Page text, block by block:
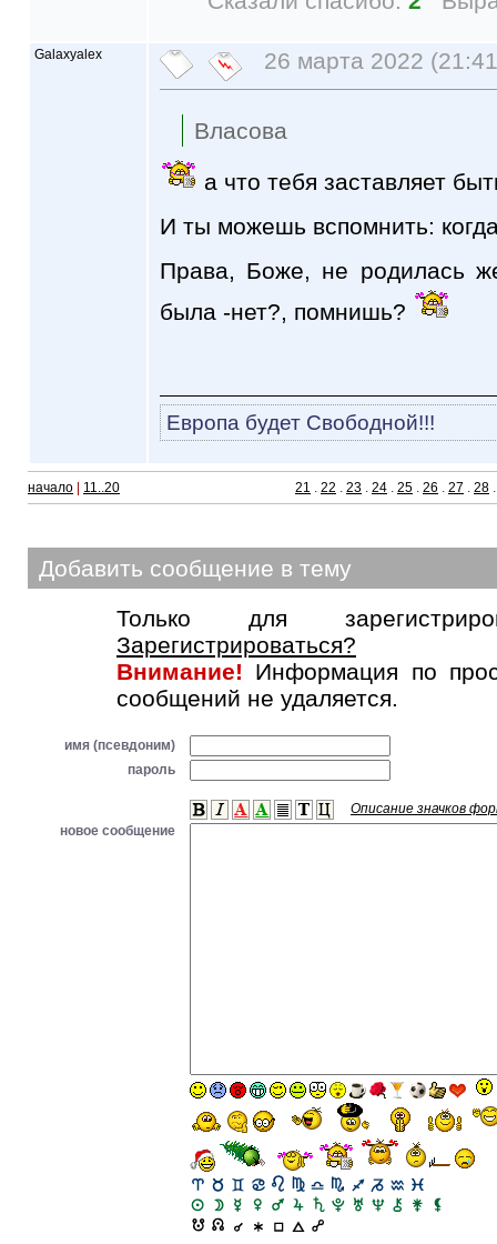
Galaxyalex 26 марта 2022
Власова
а что тебя заставляет
И ты можешь вспомнить:
Права, Боже, не родилась
была -нет?, помнишь?
Европа будет Свободной!!!
начало 11..20 21 . 22 . 23 . 24 . 25 . 26 . 27 . 28 .
Добавить сообщение в тему
Только для
Зарегистрироваться?
Внимание! Информация по
сообщений не удаляется.
имя (псевдоним)
пароль
Описание значков
новое сообщение